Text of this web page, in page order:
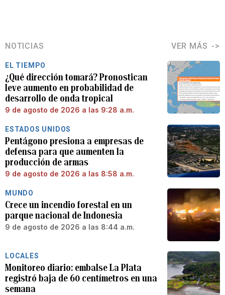
NOTICIAS VER MÁS
EL TIEMPO
¿Qué dirección tomará? Pronostican
leve aumento en probabilidad de
desarrollo de onda tropical
9 de agosto de 2026 a las 9:28 a.m.
ESTADOS UNIDOS
Pentágono presiona a empresas de
defensa para que aumenten la
producción de armas
9 de agosto de 2026 a las 8:58 a.m.
MUNDO
Crece un incendio forestal en un
parque nacional de Indonesia
9 de agosto de 2026 a las 8:44 a.m.
LOCALES
Monitoreo diario: embalse La Plata
registró baja de 60 centímetros en una
semana